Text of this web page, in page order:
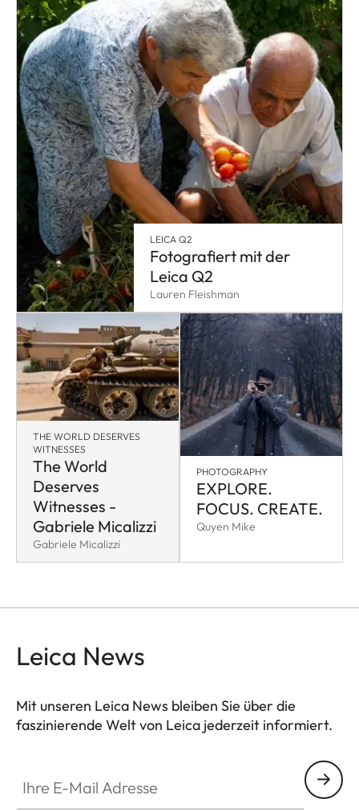
LEICA Q2
Fotografiert mit der
Leica Q2
Lauren Fleishman
THE WORLD DESERVES
WITNESSES
The World
Deserves
Witnesses -
Gabriele Micalizzi
Gabriele Micalizzi
PHOTOGRAPHY
EXPLORE.
FOCUS. CREATE.
Quyen Mike
Leica News
Mit unseren Leica News bleiben Sie über die
faszinierende Welt von Leica jederzeit informiert.